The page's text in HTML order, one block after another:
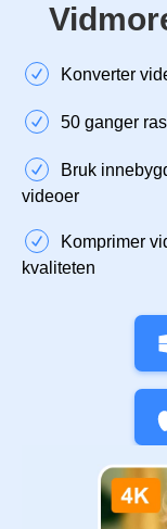
Konverter
50 ganger
Bruk
videoer
Komprimer
kvaliteten